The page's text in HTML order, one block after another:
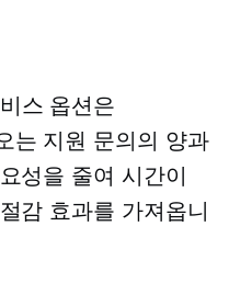
스 옵션은
는 지원 문의의 양과
성을 줄여 시간이
감 효과를 가져옵니